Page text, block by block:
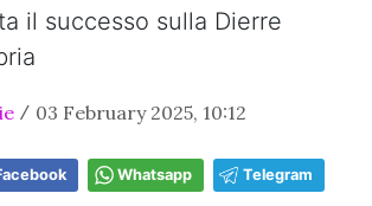
il successo sulla Dierre
/ 03 February 2025, 10:12
Whatsapp Telegram